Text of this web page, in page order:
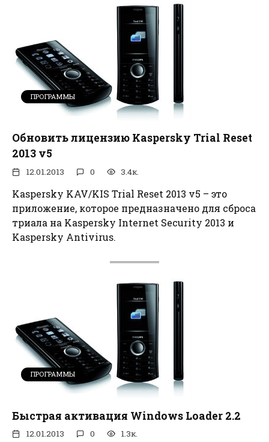
ПРОГРАММЫ
Обновить лицензию Kaspersky Trial Reset
2013 v5
12.01.2013 0 3.4к.
Kaspersky KAV/KIS Trial Reset 2013 v5 – это
приложение, которое предназначено для сброса
триала на Kaspersky Internet Security 2013 и
Kaspersky Antivirus.
ПРОГРАММЫ
Быстрая активация Windows Loader 2.2
12.01.2013 0 1.3к.